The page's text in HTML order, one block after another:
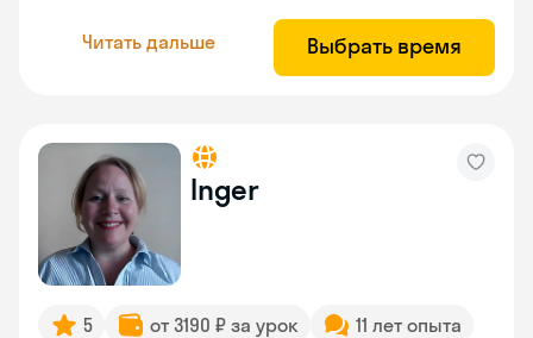
Читать дальше Выбрать время
Inger
5 от 3190 ₽ за урок
11 лет опыта